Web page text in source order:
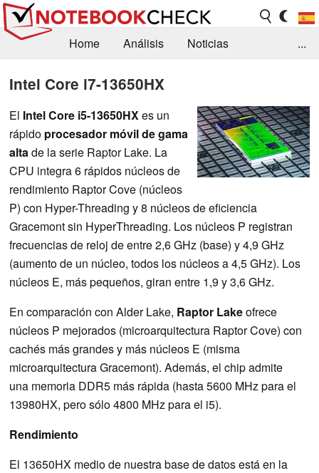
Home Análisis
Noticias
Busca
Contacto
...
Intel Core i7-13650HX
El Intel Core i5-13650HXes un
rápido procesador móvil de gama
altade la serie Raptor Lake. La
CPU integra 6 rápidos núcleos de
rendimiento Raptor Cove (núcleos
P) con Hyper-Threading y 8 núcleos de eficiencia
Gracemont sin HyperThreading. Los núcleos P registran
frecuencias de reloj de entre 2,6 GHz (base) y 4,9 GHz
(aumento de un núcleo, todos los núcleos a 4,5 GHz). Los
núcleos E, más pequeños, giran entre 1,9 y 3,6 GHz.
En comparación con Alder Lake, Raptor Lakeofrece
núcleos P mejorados (microarquitectura Raptor Cove) con
cachés más grandes y más núcleos E (misma
microarquitectura Gracemont). Además, el chip admite
una memoria DDR5 más rápida (hasta 5600 MHz para el
13980HX, pero sólo 4800 MHz para el i5).
Rendimiento
El 13650HX medio de nuestra base de datos está en la